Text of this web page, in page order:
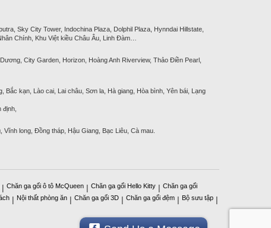
Sky City Tower, Indochina Plaza, Dolphil Plaza, Hynndai Hillstate,
Chính, Khu Việt kiều Châu Âu, Linh Đàm…
City Garden, Horizon, Hoàng Anh Riverview, Thảo Điền Pearl,
kạn, Lào cai, Lai châu, Sơn la, Hà giang, Hòa bình, Yên bái, Lạng
long, Đồng tháp, Hậu Giang, Bạc Liêu, Cà mau.
| Chăn ga gối ô tô McQueen | Chăn ga gối Hello Kitty | Chăn ga gối
| Nội thất phòng ăn | Chăn ga gối 3D | Chăn ga gối đệm | Bộ sưu tập |